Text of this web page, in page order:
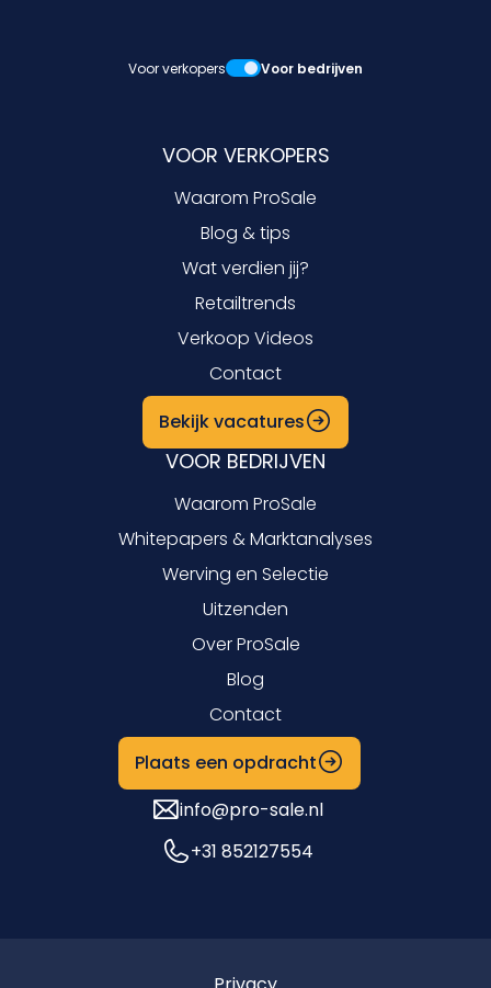
Voor verkopers Voor bedrijven
VOOR VERKOPERS
Waarom ProSale
Blog & tips
Wat verdien jij?
Retailtrends
Verkoop Videos
Contact
Bekijk vacatures
VOOR BEDRIJVEN
Waarom ProSale
Whitepapers & Marktanalyses
Werving en Selectie
Uitzenden
Over ProSale
Blog
Contact
Plaats een opdracht
info@pro-sale.nl
+31 852127554